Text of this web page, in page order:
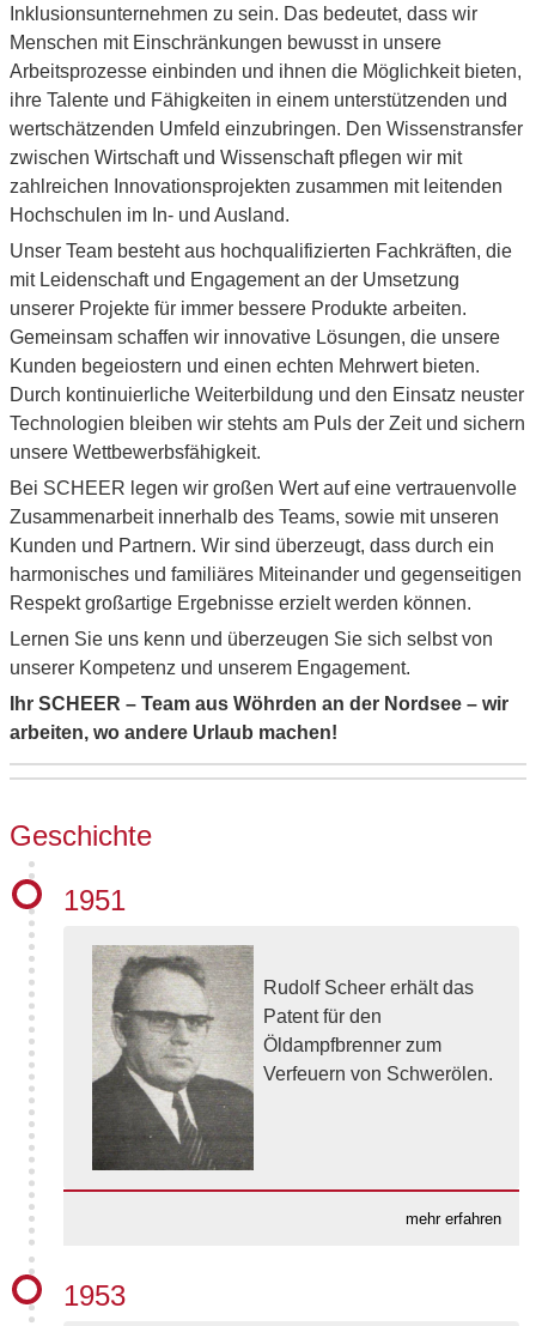
Inklusionsunternehmen zu sein. Das bedeutet, dass wir
Menschen mit Einschränkungen bewusst in unsere
Arbeitsprozesse einbinden und ihnen die Möglichkeit bieten,
ihre Talente und Fähigkeiten in einem unterstützenden und
wertschätzenden Umfeld einzubringen. Den Wissenstransfer
zwischen Wirtschaft und Wissenschaft pflegen wir mit
zahlreichen Innovationsprojekten zusammen mit leitenden
Hochschulen im In- und Ausland.
Unser Team besteht aus hochqualifizierten Fachkräften, die
mit Leidenschaft und Engagement an der Umsetzung
unserer Projekte für immer bessere Produkte arbeiten.
Gemeinsam schaffen wir innovative Lösungen, die unsere
Kunden begeiostern und einen echten Mehrwert bieten.
Durch kontinuierliche Weiterbildung und den Einsatz neuster
Technologien bleiben wir stehts am Puls der Zeit und sichern
unsere Wettbewerbsfähigkeit.
Bei SCHEER legen wir großen Wert auf eine vertrauenvolle
Zusammenarbeit innerhalb des Teams, sowie mit unseren
Kunden und Partnern. Wir sind überzeugt, dass durch ein
harmonisches und familiäres Miteinander und gegenseitigen
Respekt großartige Ergebnisse erzielt werden können.
Lernen Sie uns kenn und überzeugen Sie sich selbst von
unserer Kompetenz und unserem Engagement.
Ihr SCHEER – Team aus Wöhrden an der Nordsee – wir
arbeiten, wo andere Urlaub machen!
Geschichte
1951
Rudolf Scheer erhält das
Patent für den
Öldampfbrenner zum
Verfeuern von Schwerölen.
mehr erfahren
1953